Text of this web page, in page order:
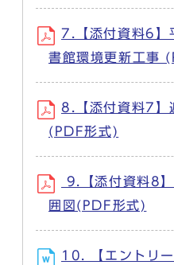
7.【添付資料6】
書館環境更新工事
8.【添付資料7】
(PDF形式)
9.【添付資料8
囲図(PDF形式)
10. 【エントリ